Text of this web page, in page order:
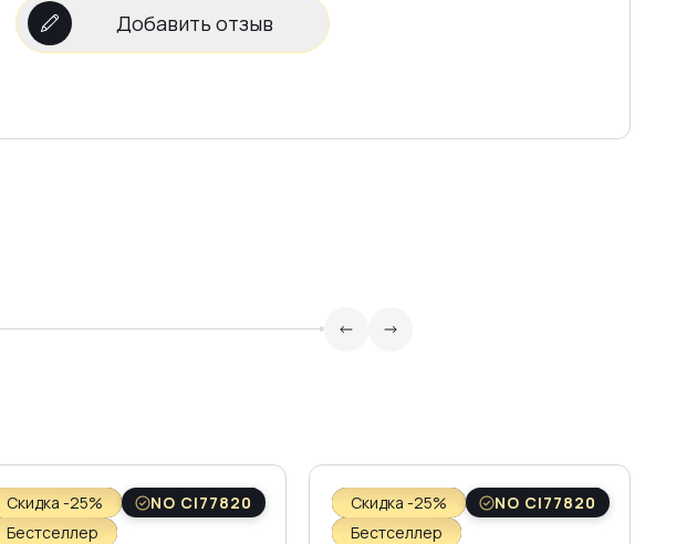
Добавить отзыв
Скидка -25%
NO CI77820
Бестселлер
Скидка -25%
NO CI77820
Бестселлер